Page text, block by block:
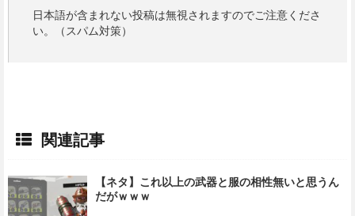
日本語が含まれない投稿は無視されますのでご注意くださ
い。（スパム対策）
関連記事
【ネタ】これ以上の武器と服の相性無いと思うん
だがｗｗｗ